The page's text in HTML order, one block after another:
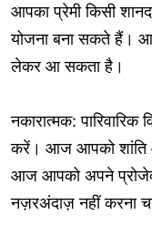
आपका प्रेमी किसी
योजना बना सकते हैं।
लेकर आ सकता है।
नकारात्मक:
करें। आज आपको शांति
आज आपको अपने
नज़रअंदाज़ नहीं करना